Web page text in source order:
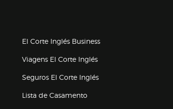
ventana)
El Corte Inglés Business
Viagens El Corte Inglés(abre en nueva ventana)
Seguros El Corte Inglés(abre en nueva ventana)
Lista de Casamento